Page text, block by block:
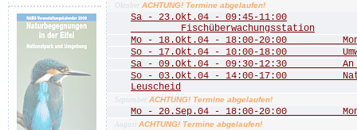
Oktober ACHTUNG! Termine abgelaufen!
Sa - 23.Okt.04 - 09:45-11:00
Fischüberwachungsstation
Mo - 18.Okt.04 - 18:00-20:00
So - 17.Okt.04 - 10:00-18:00
Sa - 09.Okt.04 - 09:30-12:30 An
So - 03.Okt.04 - 14:00-17:00
Leuscheid
September ACHTUNG! Termine abgelaufen!
Mo - 20.Sep.04 - 18:00-20:00
August ACHTUNG! Termine abgelaufen!